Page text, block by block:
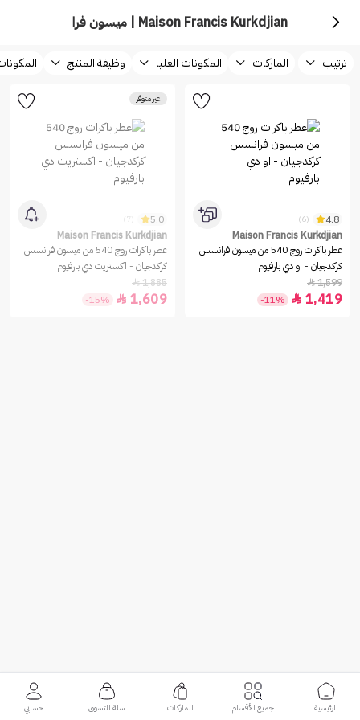
Maison Francis Kurkdjian | ميسون فرانسس كركدجيان
ترتيب الماركات المكونات العليا وظيفة المنتج
4.8
(6)
Maison Francis Kurkdjian
عطر باكرات روج 540 من ميسون فرانسس
كركدجيان - او دي بارفيوم
1,599

1,419

-11%
غير متوفر
5.0
Maison Francis Kurkdjian
عطر باكرات روج 540 من ميسون فرانسس
كركدجيان - اكستريت دي بارفيوم
1,885

1,609

-15%
الرئيسية جميع الأقسام الماركات سلة التسوق حسابي